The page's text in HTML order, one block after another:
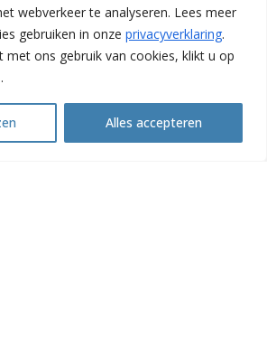
webverkeer te analyseren. Lees meer
gebruiken in onze privacyverklaring.
met ons gebruik van cookies, klikt u op
Alles accepteren
Open